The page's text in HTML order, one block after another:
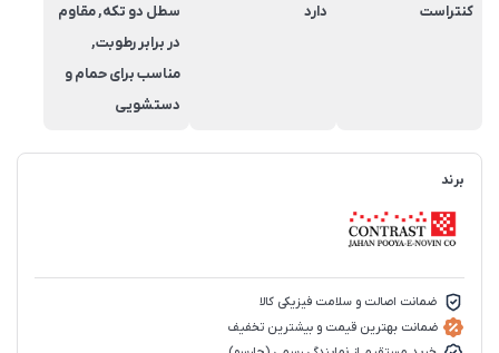
کنتراست
دارد
سطل دو تكه, مقاوم
در برابر رطوبت,
مناسب برای حمام و
دستشويی
برند
ضمانت اصالت و سلامت فیزیکی کالا
ضمانت بهترین قیمت و بیشترین تخفیف